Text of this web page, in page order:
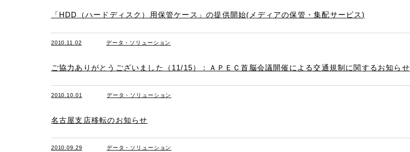
「HDD（ハードディスク）用保管ケース」の提供開始(メディアの保管・集配サービス)
2010.11.02 データ・ソリューション
ご協力ありがとうございました（11/15）：ＡＰＥＣ首脳会議開催による交通規制に関するお知らせ
2010.10.01 データ・ソリューション
名古屋支店移転のお知らせ
2010.09.29 データ・ソリューション